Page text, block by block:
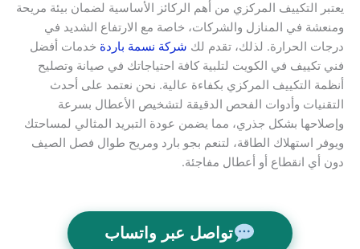
يعتبر التكييف المركزي من أهم الركائز الأساسية لضمان بيئة مريحة
ومنعشة في المنازل والشركات، خاصة مع الارتفاع الشديد في
درجات الحرارة. لذلك، تقدم لك شركة نسمة باردة خدمات أفضل
فني تكييف في الكويت لتلبية كافة احتياجاتك في صيانة وتصليح
أنظمة التكييف المركزي بكفاءة عالية. نحن نعتمد على أحدث
التقنيات وأدوات الفحص الدقيقة لتشخيص الأعطال بسرعة
وإصلاحها بشكل جذري، مما يضمن عودة التبريد المثالي لمساحتك
ويوفر استهلاك الطاقة، لتنعم بجو بارد ومريح طوال فصل الصيف
دون أي انقطاع أو أعطال مفاجئة.
تواصل عبر واتساب